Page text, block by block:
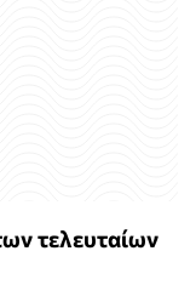
τελευταίων